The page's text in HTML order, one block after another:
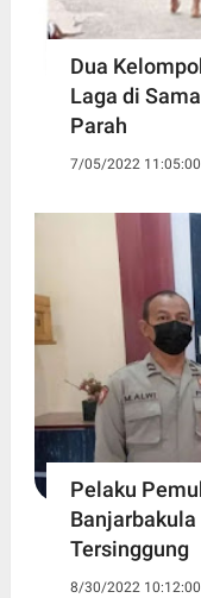
Dua
Laga di
Parah
7/05/2022
Pelaku
Tersinggung
8/30/2022